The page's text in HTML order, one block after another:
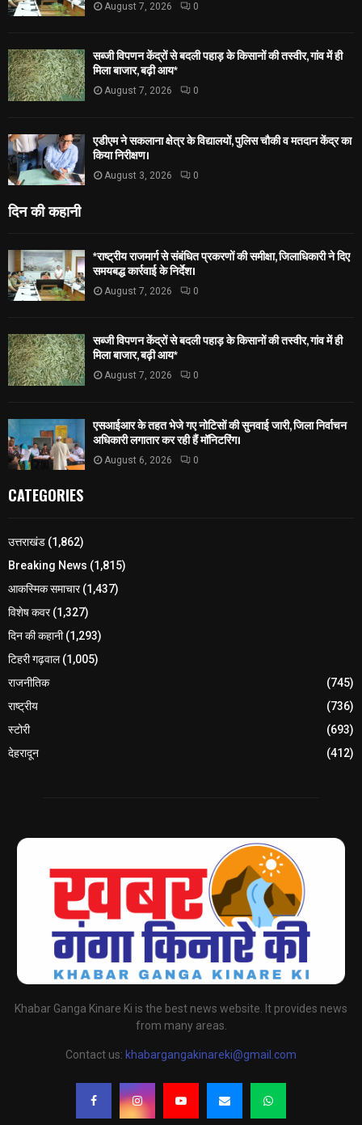
August 7, 2026 0
सब्जी विपणन केंद्रों से बदली पहाड़ के किसानों की तस्वीर, गांव में ही
मिला बाजार, बढ़ी आय*
August 7, 2026 0
एडीएम ने सकलाना क्षेत्र के विद्यालयों, पुलिस चौकी व मतदान केंद्र का
किया निरीक्षण।
August 3, 2026 0
दिन की कहानी
*राष्ट्रीय राजमार्ग से संबंधित प्रकरणों की समीक्षा, जिलाधिकारी ने दिए
समयबद्ध कार्रवाई के निर्देश।
August 7, 2026 0
सब्जी विपणन केंद्रों से बदली पहाड़ के किसानों की तस्वीर, गांव में ही
मिला बाजार, बढ़ी आय*
August 7, 2026 0
एसआईआर के तहत भेजे गए नोटिसों की सुनवाई जारी, जिला निर्वाचन
अधिकारी लगातार कर रही हैं मॉनिटरिंग।
August 6, 2026 0
CATEGORIES
उत्तराखंड (1,862)
Breaking News (1,815)
आकस्मिक समाचार(1,437)
विशेष कवर(1,327)
दिन की कहानी(1,293)
टिहरी गढ़वाल(1,005)
राजनीतिक
(745)
राष्ट्रीय
(736)
स्टोरी
(693)
देहरादून
(412)
Khabar Ganga Kinare Ki is the best news website. It provides news
from many areas.
Contact us: khabargangakinareki@gmail.com